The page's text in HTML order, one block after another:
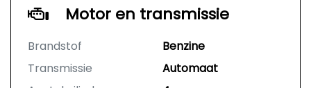
Motor en transmissie
Brandstof
Benzine
Transmissie
Automaat